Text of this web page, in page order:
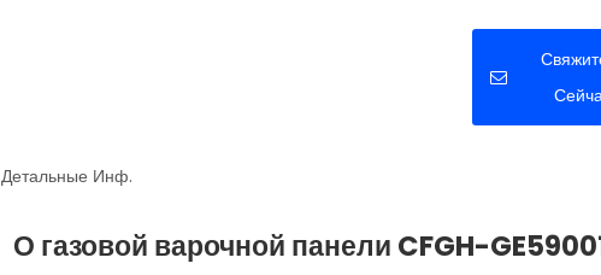
Детальные Инф.
О газовой варочной панели CFGH-